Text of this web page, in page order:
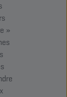
»